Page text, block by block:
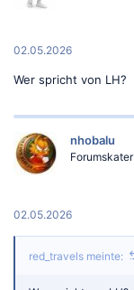
02.05.2026
Wer spricht von LH?
nhobalu
Forumskater
02.05.2026
red_travels meinte: